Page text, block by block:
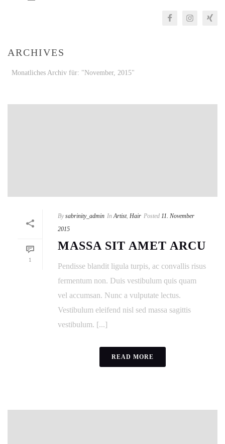
ARCHIVES
Monatliches Archiv für: "November, 2015"
1
By sabrinity_admin In Artist, Hair Posted 11. November
2015
MASSA SIT AMET ARCU
Pendisse blandit ligula turpis, ac convallis risus
fermentum non. Duis vestibulum quis quam
vel accumsan. Nunc a vulputate lectus.
Vestibulum eleifend nisl sed massa sagittis
vestibulum. [...]
READ MORE